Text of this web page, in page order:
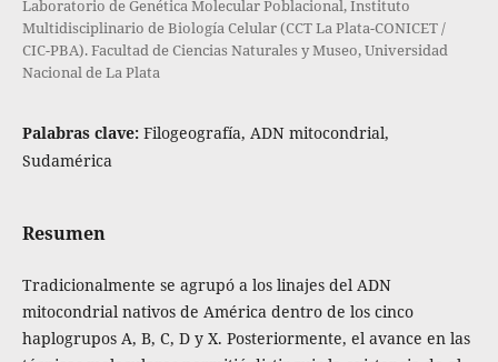
Laboratorio de Genética Molecular Poblacional, Instituto
Multidisciplinario de Biología Celular (CCT La Plata-CONICET /
CIC-PBA). Facultad de Ciencias Naturales y Museo, Universidad
Nacional de La Plata
Palabras clave: Filogeografía, ADN mitocondrial,
Sudamérica
Resumen
Tradicionalmente se agrupó a los linajes del ADN
mitocondrial nativos de América dentro de los cinco
haplogrupos A, B, C, D y X. Posteriormente, el avance en las